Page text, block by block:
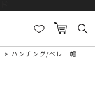
ハンチング/ベレー帽